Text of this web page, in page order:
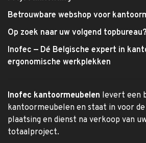
Betrouwbare webshop voor
Op zoek naar uw volgend topbureau?
Inofec — Dé Belgische expert in
ergonomische werkplekken
Inofec kantoormeubelen levert een
kantoormeubelen en staat in voor
plaatsing en dienst na verkoop van
totaalproject.